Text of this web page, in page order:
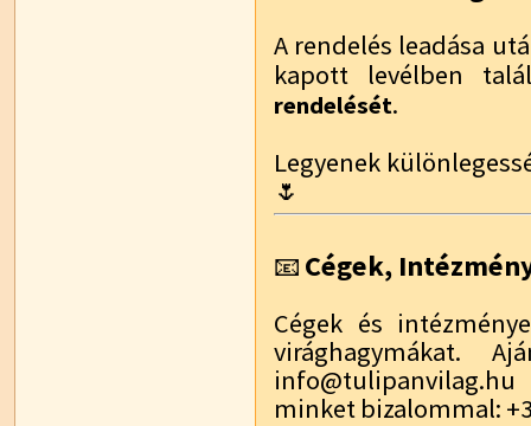
A rendelés leadása
kapott levélben
rendelését.
Legyenek
🌷
📧 Cégek,
Cégek és
virághagymákat.
minket bizalommal: